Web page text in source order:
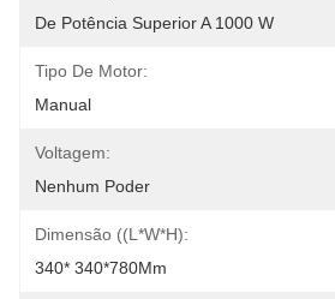
De Potência Superior A 1000 W
Tipo De Motor:
Manual
Voltagem:
Nenhum Poder
Dimensão ((L*W*H):
340* 340*780Mm